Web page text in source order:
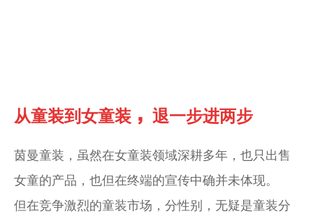
从童装到女童装 ， 退一步进两步
茵曼童装，虽然在女童装领域深耕多年，也只出售
女童的产品，也但在终端的宣传中确并未体现。
但在竞争激烈的童装市场， 分性别，无疑是童装分